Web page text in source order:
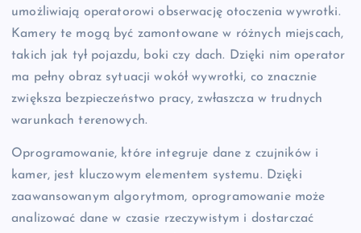
umożliwiają operatorowi obserwację otoczenia wywrotki.
Kamery te mogą być zamontowane w różnych miejscach,
takich jak tył pojazdu, boki czy dach. Dzięki nim operator
ma pełny obraz sytuacji wokół wywrotki, co znacznie
zwiększa bezpieczeństwo pracy, zwłaszcza w trudnych
warunkach terenowych.
Oprogramowanie, które integruje dane z czujników i
kamer, jest kluczowym elementem systemu. Dzięki
zaawansowanym algorytmom, oprogramowanie może
analizować dane w czasie rzeczywistym i dostarczać